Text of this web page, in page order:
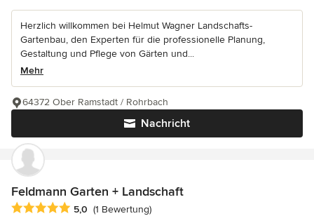
Herzlich willkommen bei Helmut Wagner Landschafts-
Gartenbau, den Experten für die professionelle Planung,
Gestaltung und Pflege von Gärten und...
Mehr
Nachricht
64372 Ober Ramstadt / Rohrbach
Feldmann Garten + Landschaft
Durchschnittliche Bewertung: 5 von 5 Sternen
5,0 (1 Bewertung)